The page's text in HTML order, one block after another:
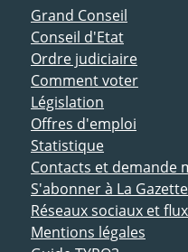
ACCÈS DIRECT
Grand Conseil
Conseil d'Etat
Ordre judiciaire
Comment voter
Législation
Offres d'emploi
Statistique
Contacts et demande
S'abonner à La Gazette
Réseaux sociaux et flux
Mentions légales